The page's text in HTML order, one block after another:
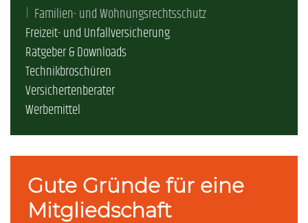
Familien- und Wohnungsrechtsschutz
Freizeit- und Unfallversicherung
Ratgeber & Downloads
Technikbroschüren
Versichertenberater
Werbemittel
Gute Gründe für eine
Mitgliedschaft